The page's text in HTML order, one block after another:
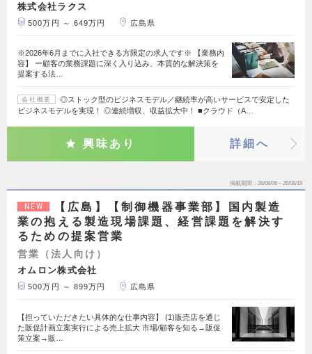
株式会社ラクス
500万円 ～ 649万円 広島県
※2026年6月までに入社できる方限定の求人です※ 【業務内
容】 ー顧客の業務課題に深く入り込み、本質的な解決策を
提案する法…
会社概要
◎ストック型のビジネスモデル／継続率が高いサービスで安定した
ビジネスモデルを実現！ ◎連続増収、収益拡大中！ ■クラウド（A…
興味あり 詳細へ
掲載期間 26/08/06～26/08/19
NEW
【広島】【制御機器事業部】国内製造
業の抱える製造現場課題、経営課題を解決す
るための提案営業
営業（法人向け）
オムロン株式会社
500万円 ～ 899万円 広島県
【担っていただきたい具体的な仕事内容】 (1)販売店を通じ
た販促計画立案実行による売上拡大 市場/顧客を知る→販促
策立案→販…